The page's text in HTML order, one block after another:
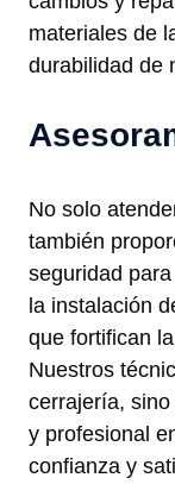
materiales de
durabilidad de
No solo
también
seguridad
la instalación
que fortifican
Nuestros
cerrajería,
y profesional
confianza y